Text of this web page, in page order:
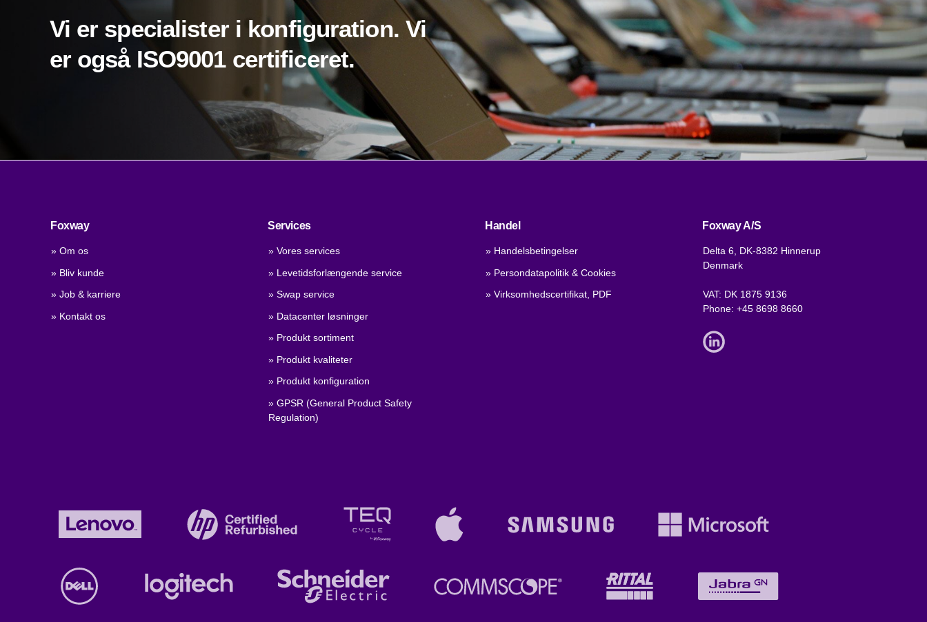
Vi er specialister i konfiguration. Vi
er også ISO9001 certificeret.
Foxway
» Om os
» Bliv kunde
» Job & karriere
» Kontakt os
Services
» Vores services
» Levetidsforlængende service
» Swap service
» Datacenter løsninger
» Produkt sortiment
» Produkt kvaliteter
» Produkt konfiguration
» GPSR (General Product Safety
Regulation)
Handel
» Handelsbetingelser
» Persondatapolitik & Cookies
» Virksomhedscertifikat, PDF
Foxway A/S
Delta 6, DK-8382 Hinnerup
Denmark
VAT: DK 1875 9136
Phone: +45 8698 8660